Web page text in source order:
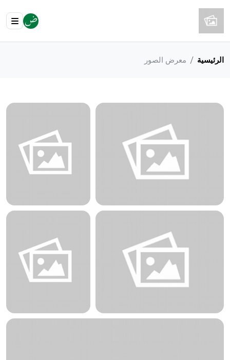
الرئيسية معرض الصور